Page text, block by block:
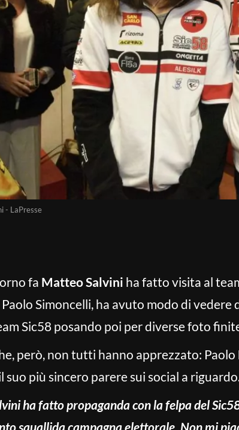
- LaPresse
fa Matteo Salvini ha fatto visita al
Simoncelli, ha avuto modo di vedere
Sic58 posando poi per diverse foto
però, non tutti hanno apprezzato: Paolo
suo più sincero parere sui social a
ha fatto propaganda con la felpa del
squallida campagna elettorale. Non mi